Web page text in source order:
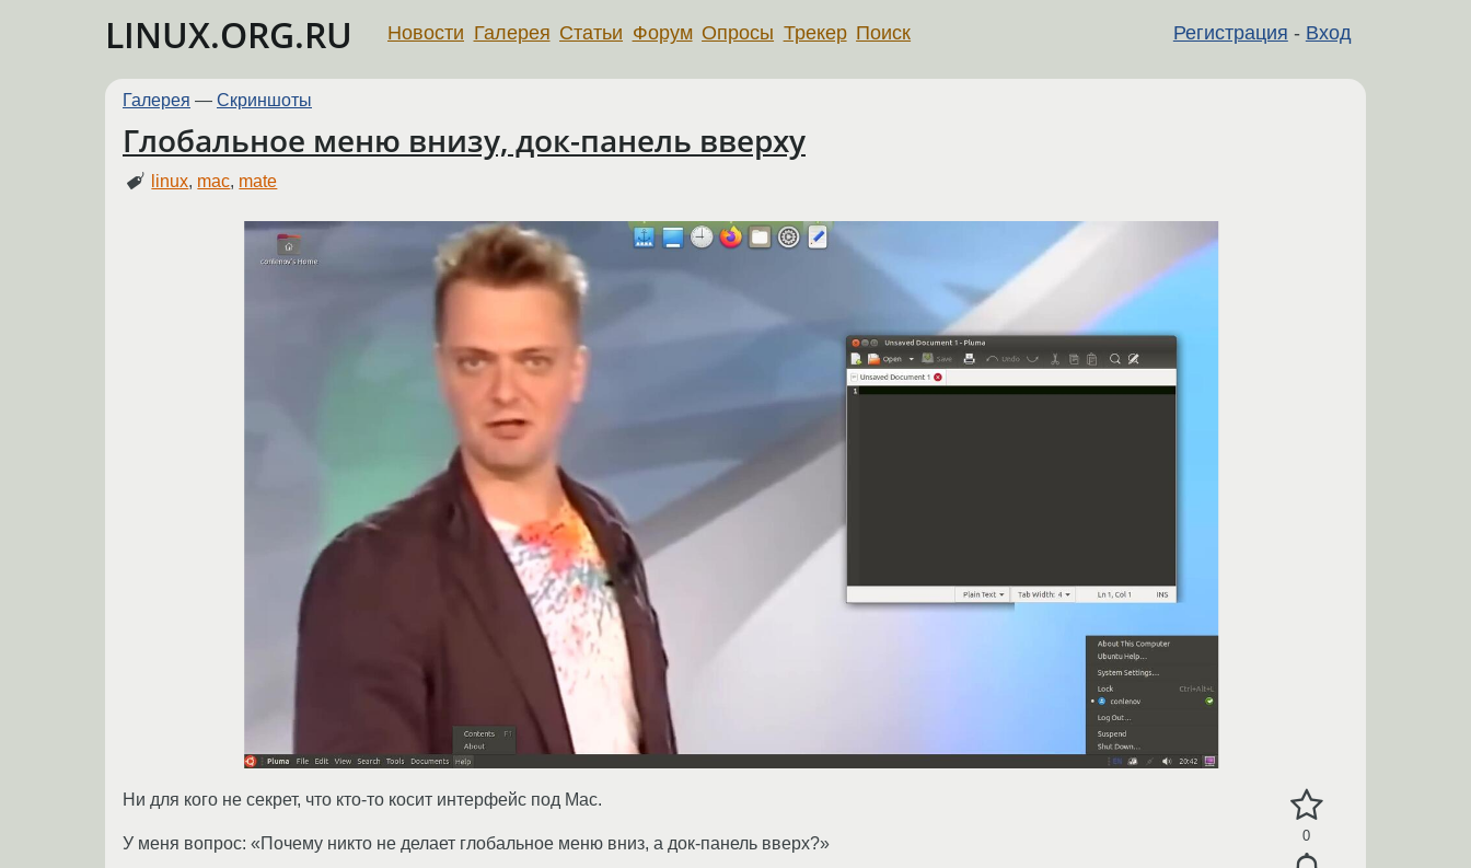
LINUX.ORG.RU Регистрация - Вход
Новости Галерея Статьи Форум Опросы Трекер Поиск
Галерея — Скриншоты
Глобальное меню внизу, док-панель вверху
linux, mac, mate
0
Ни для кого не секрет, что кто-то косит интерфейс под Mac.
У меня вопрос: «Почему никто не делает глобальное меню вниз, а док-панель вверх?»